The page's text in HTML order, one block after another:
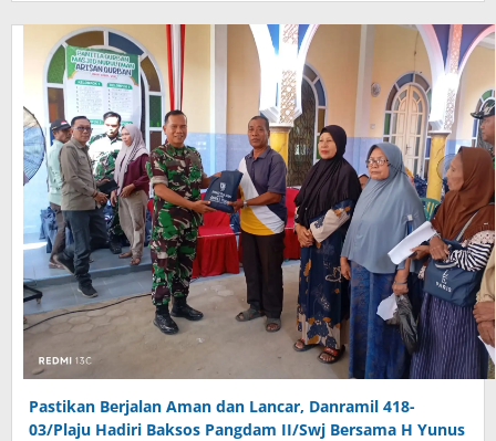
Pastikan Berjalan Aman dan Lancar, Danramil 418-
03/Plaju Hadiri Baksos Pangdam II/Swj Bersama H Yunus